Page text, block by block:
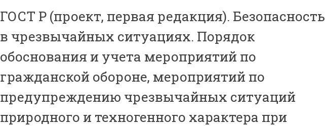
ГОСТ Р (проект, первая редакция). Безопасность
в чрезвычайных ситуациях. Порядок
обоснования и учета мероприятий по
гражданской обороне, мероприятий по
предупреждению чрезвычайных ситуаций
природного и техногенного характера при